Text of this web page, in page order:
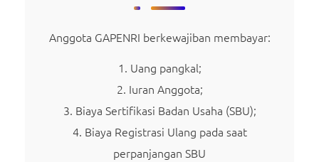
Anggota GAPENRI berkewajiban membayar:
Uang pangkal;
Iuran Anggota;
Biaya Sertifikasi Badan Usaha (SBU);
Biaya Registrasi Ulang pada saat
perpanjangan SBU